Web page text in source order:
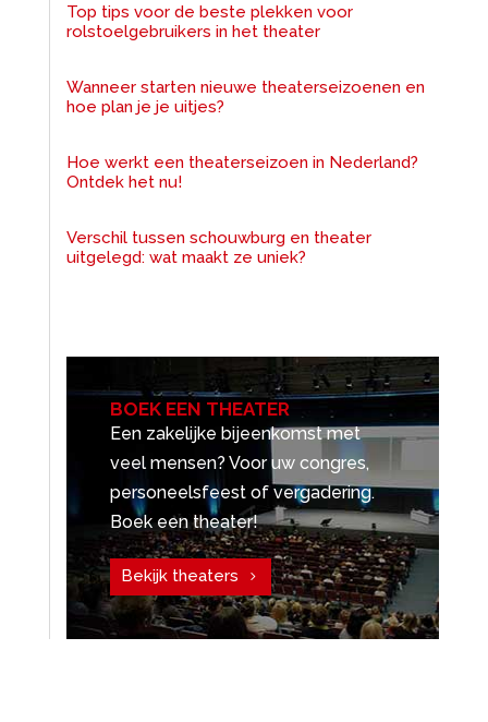
Top tips voor de beste plekken voor
rolstoelgebruikers in het theater
Wanneer starten nieuwe theaterseizoenen en
hoe plan je je uitjes?
Hoe werkt een theaterseizoen in Nederland?
Ontdek het nu!
Verschil tussen schouwburg en theater
uitgelegd: wat maakt ze uniek?
BOEK EEN THEATER
Een zakelijke bijeenkomst met
veel mensen? Voor uw congres,
personeelsfeest of vergadering.
Boek een theater!
Bekijk theaters